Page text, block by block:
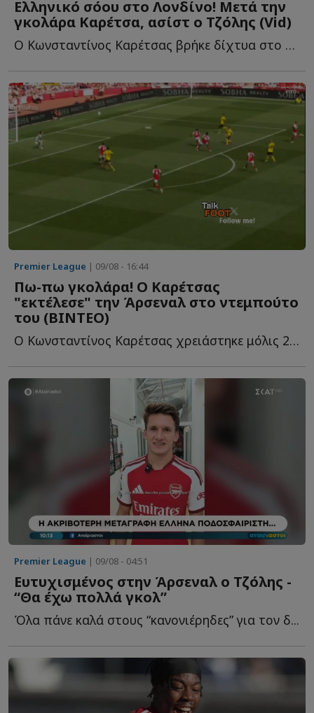
Ελληνικό σόου στο Λονδίνο! Μετά την
γκολάρα Καρέτσα, ασίστ ο Τζόλης (Vid)
Ο Κωνσταντίνος Καρέτσας βρήκε δίχτυα στο ντεμπούτο μ...
Premier League | 09/08 - 16:44
Πω-πω γκολάρα! Ο Καρέτσας
"εκτέλεσε" την Άρσεναλ στο ντεμπούτο
του (ΒΙΝΤΕΟ)
Ο Κωνσταντίνος Καρέτσας χρειάστηκε μόλις 29 λεπτά στο ν...
Premier League | 09/08 - 04:51
Ευτυχισμένος στην Άρσεναλ ο Τζόλης -
“Θα έχω πολλά γκολ”
Όλα πάνε καλά στους “κανονιέρηδες” για τον δ...